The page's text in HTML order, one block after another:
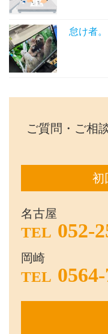
怠け者。
ご質問・ご相
初
名古屋
TEL 052-
岡崎
TEL